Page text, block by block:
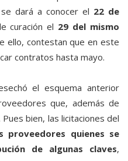
dará a conocer el 22 de
curación el 29 del mismo
ello, contestan que en este
contratos hasta mayo.
el esquema anterior
que, además de
bien, las licitaciones del
proveedores quienes se
de algunas claves,